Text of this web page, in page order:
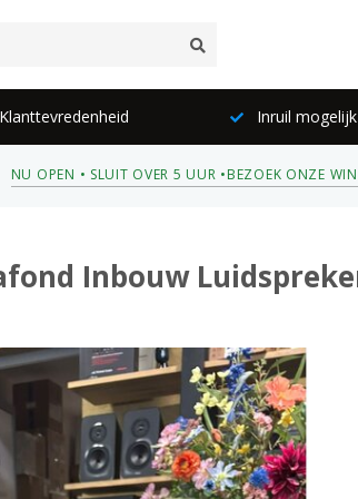
Inruil mogelijk
NU OPEN • SLUIT OVER 5 UUR •BEZOEK ONZE
Inbouw